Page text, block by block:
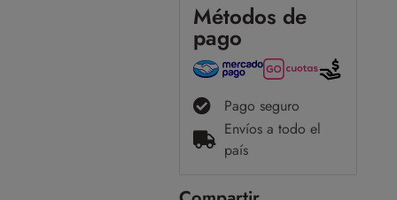
Métodos de
pago
Pago seguro
Envíos a todo el
país